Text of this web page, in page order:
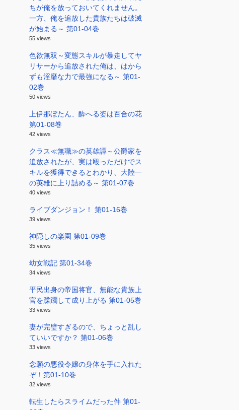
ちが俺を放っておいてくれません。
一方、俺を追放した貴族たちは破滅
が始まる～ 第01-04巻
55 views
色欲無双～変態スキルが暴走してヤ
リサーから追放された俺は、はから
ずも淫靡な力で最強になる～ 第01-
02巻
50 views
上伊那ぼたん、酔へる姿は百合の花
第01-08巻
42 views
クラス≪無職≫の英雄譚～公爵家を
追放されたが、実は殴っただけでス
キルを獲得できるとわかり、大陸一
の英雄に上り詰める～ 第01-07巻
40 views
ライブダンジョン！ 第01-16巻
39 views
神隠しの楽園 第01-09巻
35 views
幼女戦記 第01-34巻
34 views
平民出身の帝国将官、無能な貴族上
官を蹂躙して成り上がる 第01-05巻
33 views
妻が完璧すぎるので、ちょっと乱し
ていいですか？ 第01-06巻
33 views
念願の悪役令嬢の身体を手に入れた
ぞ！第01-10巻
32 views
転生したらスライムだった件 第01-